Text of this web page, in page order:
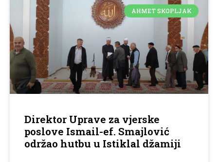
AHMET SKOPLJAK
Direktor Uprave za vjerske
poslove Ismail-ef. Smajlović
održao hutbu u Istiklal džamiji